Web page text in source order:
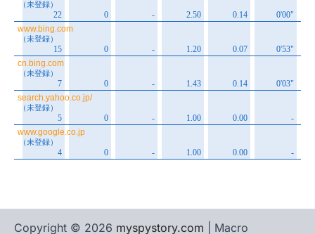
Copyright © 2026 myspystory.com | Macro